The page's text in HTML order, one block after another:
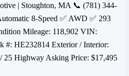
| Stoughton, MA 📞 (781) 344-
8-Speed ✅ AWD ✅ 293
Mileage: 118,902 VIN:
#: HE232814 Exterior / Interior:
Highway Asking Price: $17,495